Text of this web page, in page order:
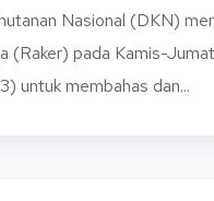
Nasional (DKN)
(Raker) pada Kamis-
untuk membahas dan...